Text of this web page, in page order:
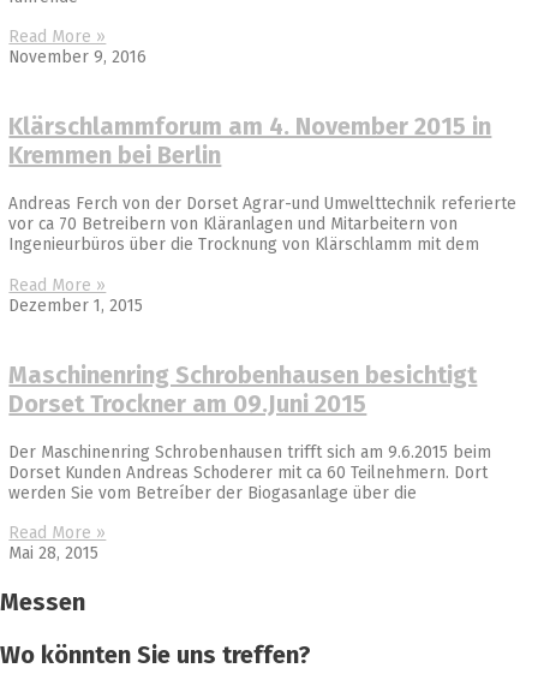
Read More »
November 9, 2016
Klärschlammforum am 4. November 2015 in
Kremmen bei Berlin
Andreas Ferch von der Dorset Agrar-und Umwelttechnik referierte
vor ca 70 Betreibern von Kläranlagen und Mitarbeitern von
Ingenieurbüros über die Trocknung von Klärschlamm mit dem
Read More »
Dezember 1, 2015
Maschinenring Schrobenhausen besichtigt
Dorset Trockner am 09.Juni 2015
Der Maschinenring Schrobenhausen trifft sich am 9.6.2015 beim
Dorset Kunden Andreas Schoderer mit ca 60 Teilnehmern. Dort
werden Sie vom Betreíber der Biogasanlage über die
Read More »
Mai 28, 2015
Messen
Wo könnten Sie uns treffen?